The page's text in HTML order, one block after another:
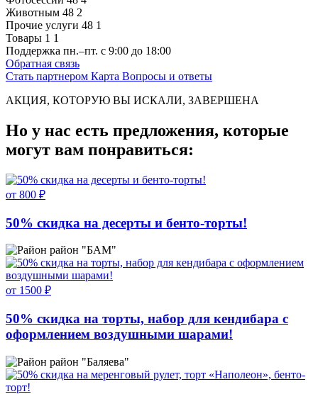
Животным 48 2
Прочие услуги 48 1
Товары 1 1
Поддержка пн.–пт. с 9:00 до 18:00
Обратная связь
Стать партнером Карта Вопросы и ответы
АКЦИЯ, КОТОРУЮ ВЫ ИСКАЛИ, ЗАВЕРШЕНА
Но у нас есть предложения, которые
могут вам понравиться:
от 800 ₽
50% скидка на десерты и бенто-торты!
район "БАМ"
от 1500 ₽
50% скидка на торты, набор для кендибара с
оформлением воздушными шарами!
район "Баляева"